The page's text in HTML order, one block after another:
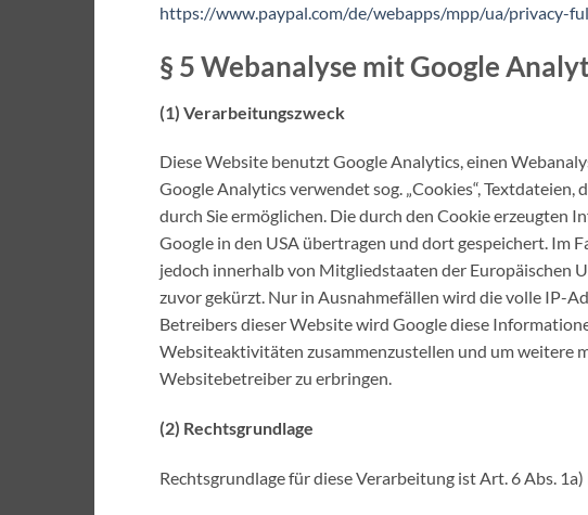
https://www.paypal.com/de/webapps/mpp/ua/privacy-
§ 5 Webanalyse mit Google
(1) Verarbeitungszweck
Diese Website benutzt Google Analytics, einen
Google Analytics verwendet sog. „Cookies“,
durch Sie ermöglichen. Die durch den Cookie erzeugten
Google in den USA übertragen und dort gespeichert. Im
jedoch innerhalb von Mitgliedstaaten der Europäischen
zuvor gekürzt. Nur in Ausnahmefällen wird die volle IP-
Betreibers dieser Website wird Google diese
Websiteaktivitäten zusammenzustellen und um weitere
Websitebetreiber zu erbringen.
(2) Rechtsgrundlage
Rechtsgrundlage für diese Verarbeitung ist Art. 6 Abs. 1a)